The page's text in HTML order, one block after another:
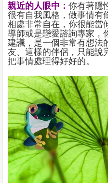
親近的人眼中： 你有著隱
很有自我風格，做事情有
相處非常自在，你很能當
導師或是戀愛諮詢專家，
建議，是一個非常有想法
友、這樣的伴侶，只能說
把事情處理得好好的。